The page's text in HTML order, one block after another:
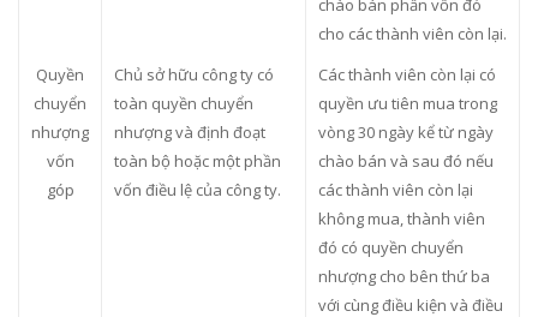
Quyền
chuyển
nhượng
vốn
góp
Chủ sở hữu công ty có
toàn quyền chuyển
nhượng và định đoạt
toàn bộ hoặc một phần
vốn điều lệ của công ty.
chào bán phần vốn đó
cho các thành viên còn lại.
Các thành viên còn lại có
quyền ưu tiên mua trong
vòng 30 ngày kể từ ngày
chào bán và sau đó nếu
các thành viên còn lại
không mua, thành viên
đó có quyền chuyển
nhượng cho bên thứ ba
với cùng điều kiện và điều